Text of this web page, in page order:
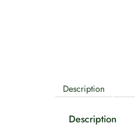
Description
Description